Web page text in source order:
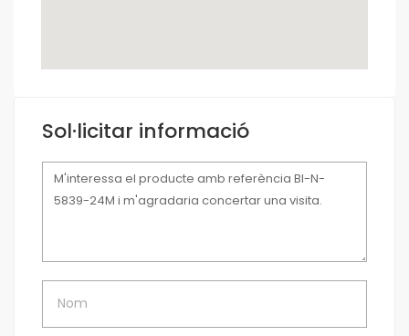
Sol·licitar informació
Missatge